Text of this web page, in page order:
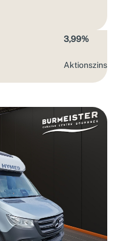
3,99%
Aktions­zins